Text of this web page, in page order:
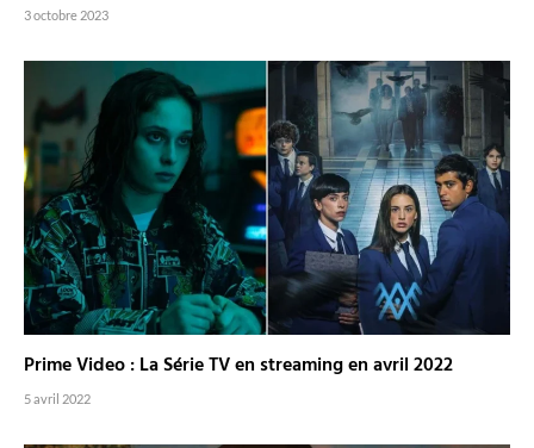
3 octobre 2023
Prime Video : La Série TV en streaming en avril 2022
5 avril 2022